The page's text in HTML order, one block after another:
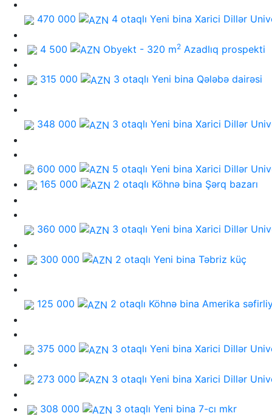
470 000 4 otaqlı Yeni bina Xarici Dillər
4 500 Obyekt - 320 m2 Azadlıq prospekti
315 000 3 otaqlı Yeni bina Qələbə dairəsi
348 000 3 otaqlı Yeni bina Xarici Dillər
600 000 5 otaqlı Yeni bina Xarici Dillər
165 000
2 otaqlı Köhnə bina Şərq bazarı
360 000 3 otaqlı Yeni bina Xarici Dillər
300 000 2 otaqlı Yeni bina Təbriz küç
125 000 2 otaqlı Köhnə bina Amerika
375 000 3 otaqlı Yeni bina Xarici Dillər
273 000 3 otaqlı Yeni bina Xarici Dillər
308 000 3 otaqlı Yeni bina 7-cı mkr